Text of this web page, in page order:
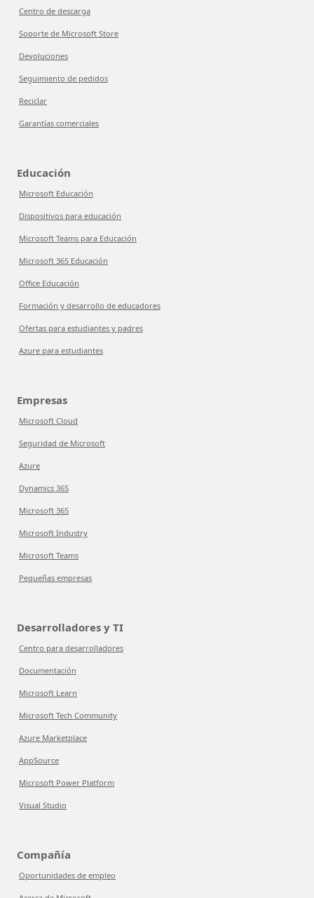
Centro de descarga
Soporte de Microsoft Store
Devoluciones
Seguimiento de pedidos
Reciclar
Garantías comerciales
Educación
Microsoft Educación
Dispositivos para educación
Microsoft Teams para Educación
Microsoft 365 Educación
Office Educación
Formación y desarrollo de educadores
Ofertas para estudiantes y padres
Azure para estudiantes
Empresas
Microsoft Cloud
Seguridad de Microsoft
Azure
Dynamics 365
Microsoft 365
Microsoft Industry
Microsoft Teams
Pequeñas empresas
Desarrolladores y TI
Centro para desarrolladores
Documentación
Microsoft Learn
Microsoft Tech Community
Azure Marketplace
AppSource
Microsoft Power Platform
Visual Studio
Compañía
Oportunidades de empleo